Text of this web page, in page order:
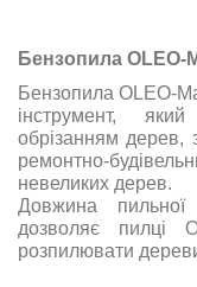
Бензопила OLEO-
Бензопила OLEO-
інструмент,
обрізанням дерев,
ремонтно-
невеликих дерев.
Довжина
дозволяє пилці
розпилювати